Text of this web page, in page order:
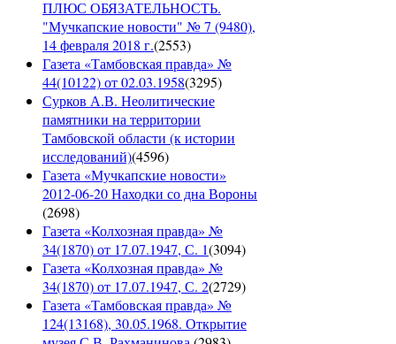
ПЛЮС ОБЯЗАТЕЛЬНОСТЬ.
"Мучкапские новости" № 7 (9480),
14 февраля 2018 г.(2553)
Газета «Тамбовская правда» №
44(10122) от 02.03.1958(3295)
Сурков А.В. Неолитические
памятники на территории
Тамбовской области (к истории
исследований)(4596)
Газета «Мучкапские новости»
2012-06-20 Находки со дна Вороны
(2698)
Газета «Колхозная правда» №
34(1870) от 17.07.1947, С. 1(3094)
Газета «Колхозная правда» №
34(1870) от 17.07.1947, С. 2(2729)
Газета «Тамбовская правда» №
124(13168), 30.05.1968. Открытие